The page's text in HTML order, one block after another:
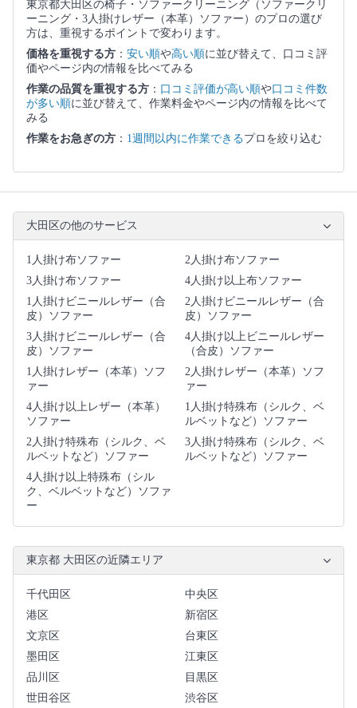
東京都大田区の椅子・ソファークリーニング（ソファークリ
ーニング・3人掛けレザー（本革）ソファー）のプロの選び
方は、重視するポイントで変わります。
価格を重視する方 ： 安い順や高い順に並び替えて、口コミ評
価やページ内の情報を比べてみる
作業の品質を重視する方 ： 口コミ評価が高い順や口コミ件数
が多い順に並び替えて、作業料金やページ内の情報を比べて
みる
作業をお急ぎの方 ： 1週間以内に作業できるプロを絞り込む
大田区の他のサービス
1人掛け布ソファー
2人掛け布ソファー
3人掛け布ソファー
4人掛け以上布ソファー
1人掛けビニールレザー（合
皮）ソファー
2人掛けビニールレザー（合
皮）ソファー
3人掛けビニールレザー（合
皮）ソファー
4人掛け以上ビニールレザー
（合皮）ソファー
1人掛けレザー（本革）ソフ
ァー
2人掛けレザー（本革）ソフ
ァー
4人掛け以上レザー（本革）
ソファー
1人掛け特殊布（シルク、ベ
ルベットなど）ソファー
2人掛け特殊布（シルク、ベ
ルベットなど）ソファー
3人掛け特殊布（シルク、ベ
ルベットなど）ソファー
4人掛け以上特殊布（シル
ク、ベルベットなど）ソファ
ー
東京都 大田区の近隣エリア
千代田区
中央区
港区
新宿区
文京区
台東区
墨田区
江東区
品川区
目黒区
世田谷区
渋谷区